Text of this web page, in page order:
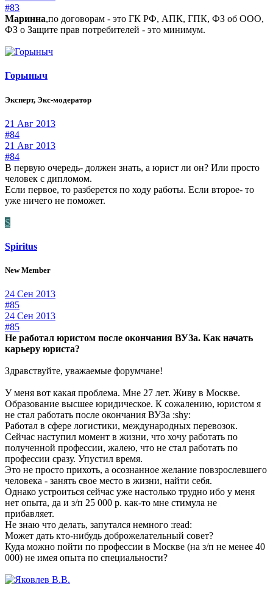
#83
Маринна,по договорам - это ГК РФ, АПК, ГПК, ФЗ об ООО,
ФЗ о Защите прав потребителей - это минимум.
Горыныч
Эксперт, Экс-модератор
21 Авг 2013
#84
21 Авг 2013
#84
В первую очередь- должен знать, а юрист ли он? Или просто
человек с дипломом.
Если первое, то разберется по ходу работы. Если второе- то
уже ничего не поможет.
S
Spiritus
New Member
24 Сен 2013
#85
24 Сен 2013
#85
Не работал юристом после окончания ВУЗа. Как начать
карьеру юриста?
Здравствуйте, уважаемые форумчане!
У меня вот какая проблема. Мне 27 лет. Живу в Москве.
Образование высшее юридическое. К сожалению, юристом я
не стал работать после окончания ВУЗа :shy:
Работал в сфере логистики, международных перевозок.
Сейчас наступил момент в жизни, что хочу работать по
полученной профессии, жалею, что не стал работать по
профессии сразу. Упустил время.
Это не просто прихоть, а осознанное желание повзрослевшего
человека - занять свое место в жизни, найти себя.
Однако устроиться сейчас уже настолько трудно ибо у меня
нет опыта, да и з/п 25 000 р. как-то мне стимула не
прибавляет.
Не знаю что делать, запутался немного :read:
Может дать кто-нибудь доброжелательный совет?
Куда можно пойти по профессии в Москве (на з/п не менее 40
000) не имея опыта по специальности?